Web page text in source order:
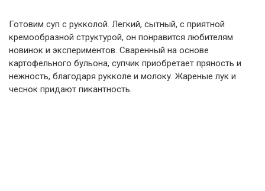
Готовим суп с рукколой. Легкий, сытный, с приятной
кремообразной структурой, он понравится любителям
новинок и экспериментов. Сваренный на основе
картофельного бульона, супчик приобретает пряность и
нежность, благодаря рукколе и молоку. Жареные лук и
чеснок придают пикантность.